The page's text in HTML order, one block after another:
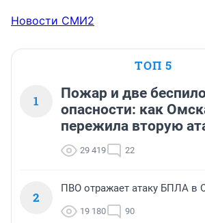
Новости СМИ2
ТОП 5
1
Пожар и две
опасности: как
пережила вторую
29 419 22
2
ПВО отражает атаку БПЛА в
19 180 90